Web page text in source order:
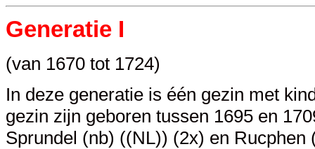
Generatie I
(van 1670 tot 1724)
In deze generatie is één gezin met
gezin zijn geboren tussen 1695 en
Sprundel (nb) ((NL)) (2x) en Rucphen